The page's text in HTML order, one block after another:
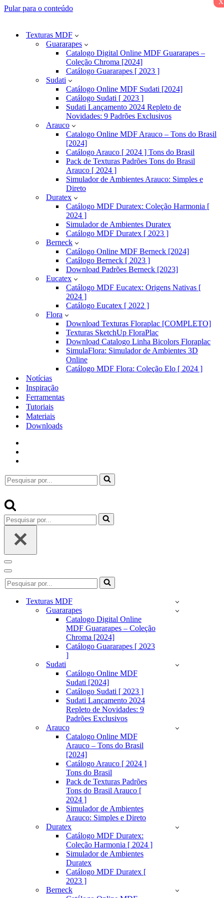
Pular para o conteúdo
Texturas MDF
Guararapes
Catalogo Digital Online MDF Guararapes –
Coleção Chroma [2024]
Catálogo Guararapes [ 2023 ]
Sudati
Catálogo Online MDF Sudati [2024]
Catálogo Sudati [ 2023 ]
Sudati Lançamento 2024 Repleto de
Novidades: 9 Padrões Exclusivos
Arauco
Catalogo Online MDF Arauco – Tons do Brasil
[2024]
Catálogo Arauco [ 2024 ] Tons do Brasil
Pack de Texturas Padrões Tons do Brasil
Arauco [ 2024 ]
Simulador de Ambientes Arauco: Simples e
Direto
Duratex
Catálogo MDF Duratex: Coleção Harmonia [
2024 ]
Simulador de Ambientes Duratex
Catálogo MDF Duratex [ 2023 ]
Berneck
Catálogo Online MDF Berneck [2024]
Catálogo Berneck [ 2023 ]
Download Padrões Berneck [2023]
Eucatex
Catálogo MDF Eucatex: Origens Nativas [
2024 ]
Catálogo Eucatex [ 2022 ]
Flora
Download Texturas Floraplac [COMPLETO]
Texturas SketchUp FloraPlac
Download Catalogo Linha Bicolors Floraplac
SimulaFlora: Simulador de Ambientes 3D
Online
Catálogo MDF Flora: Coleção Elo [ 2024 ]
Notícias
Inspiração
Ferramentas
Tutoriais
Materiais
Downloads
Pesquisar
por...
Pesquisar
por...
Menu
de
navegação
Menu
de
navegação
Pesquisar
por...
Texturas MDF
Guararapes
Catalogo Digital Online
MDF Guararapes – Coleção
Chroma [2024]
Catálogo Guararapes [ 2023
]
Sudati
Catálogo Online MDF
Sudati [2024]
Catálogo Sudati [ 2023 ]
Sudati Lançamento 2024
Repleto de Novidades: 9
Padrões Exclusivos
Arauco
Catalogo Online MDF
Arauco – Tons do Brasil
[2024]
Catálogo Arauco [ 2024 ]
Tons do Brasil
Pack de Texturas Padrões
Tons do Brasil Arauco [
2024 ]
Simulador de Ambientes
Arauco: Simples e Direto
Duratex
Catálogo MDF Duratex:
Coleção Harmonia [ 2024 ]
Simulador de Ambientes
Duratex
Catálogo MDF Duratex [
2023 ]
Berneck